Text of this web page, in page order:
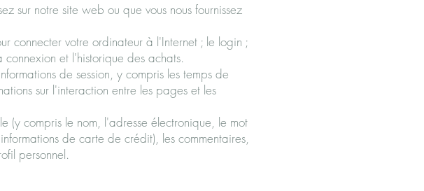
sur notre site web ou que vous nous fournissez
connecter votre ordinateur à l'Internet ; le login ;
connexion et l'historique des achats.
de session, y compris les temps de
sur l'interaction entre les pages et les
(y compris le nom, l'adresse électronique, le mot
de carte de crédit), les commentaires,
personnel.